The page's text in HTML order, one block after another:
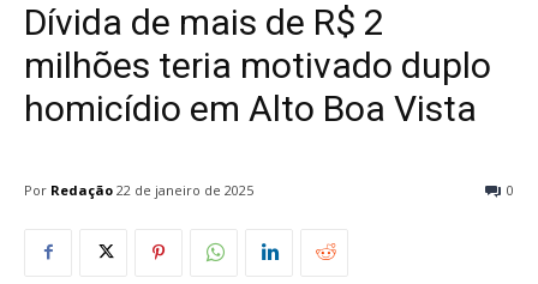
Dívida de mais de R$ 2
milhões teria motivado duplo
homicídio em Alto Boa Vista
Por Redação 0
22 de janeiro de 2025